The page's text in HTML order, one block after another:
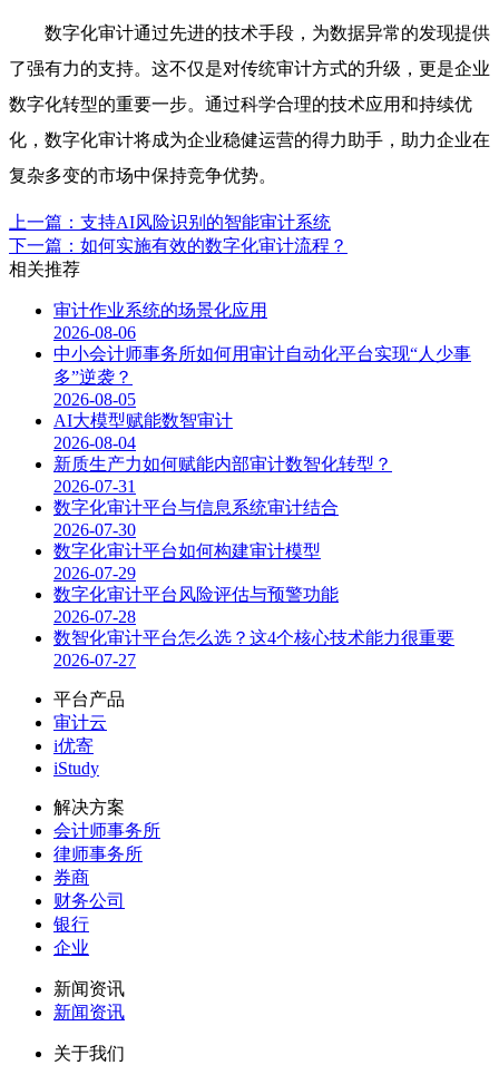
数字化审计通过先进的技术手段，为数据异常的发现提供
了强有力的支持。这不仅是对传统审计方式的升级，更是企业
数字化转型的重要一步。通过科学合理的技术应用和持续优
化，数字化审计将成为企业稳健运营的得力助手，助力企业在
复杂多变的市场中保持竞争优势。
上一篇：支持AI风险识别的智能审计系统
下一篇：如何实施有效的数字化审计流程？
相关推荐
审计作业系统的场景化应用
2026-08-06
中小会计师事务所如何用审计自动化平台实现“人少事
多”逆袭？
2026-08-05
AI大模型赋能数智审计
2026-08-04
新质生产力如何赋能内部审计数智化转型？
2026-07-31
数字化审计平台与信息系统审计结合
2026-07-30
数字化审计平台如何构建审计模型
2026-07-29
数字化审计平台风险评估与预警功能
2026-07-28
数智化审计平台怎么选？这4个核心技术能力很重要
2026-07-27
平台产品
审计云
i优寄
iStudy
解决方案
会计师事务所
律师事务所
券商
财务公司
银行
企业
新闻资讯
新闻资讯
关于我们